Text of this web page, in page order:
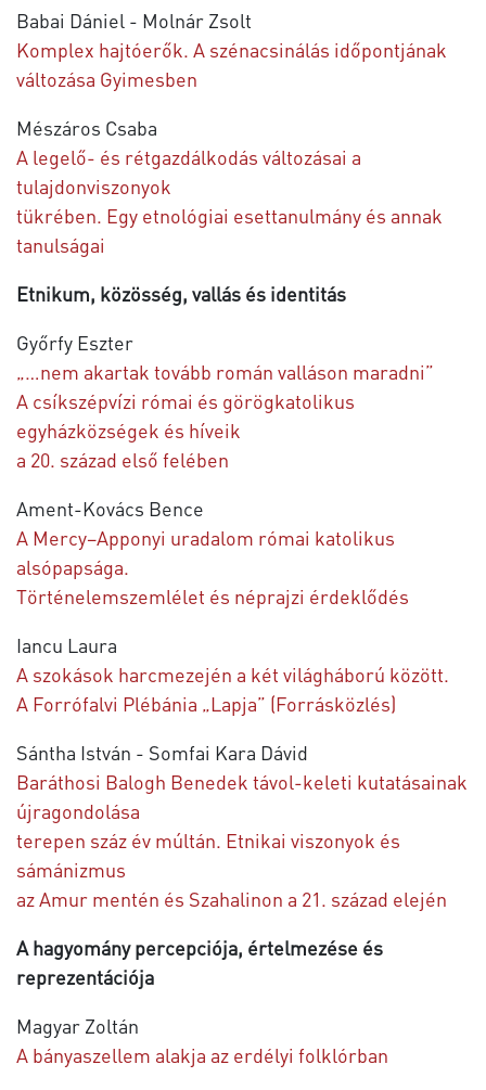
Babai Dániel - Molnár Zsolt
Komplex hajtóerők. A szénacsinálás időpontjának
változása Gyimesben
Mészáros Csaba
A legelő- és rétgazdálkodás változásai a
tulajdonviszonyok
tükrében. Egy etnológiai esettanulmány és annak
tanulságai
Etnikum, közösség, vallás és identitás
Győrfy Eszter
„…nem akartak tovább román valláson maradni”
A csíkszépvízi római és görögkatolikus
egyházközségek és híveik
a 20. század első felében
Ament-Kovács Bence
A Mercy–Apponyi uradalom római katolikus
alsópapsága.
Történelemszemlélet és néprajzi érdeklődés
Iancu Laura
A szokások harcmezején a két világháború között.
A Forrófalvi Plébánia „Lapja” (Forrásközlés)
Sántha István - Somfai Kara Dávid
Baráthosi Balogh Benedek távol-keleti kutatásainak
újragondolása
terepen száz év múltán. Etnikai viszonyok és
sámánizmus
az Amur mentén és Szahalinon a 21. század elején
A hagyomány percepciója, értelmezése és
reprezentációja
Magyar Zoltán
A bányaszellem alakja az erdélyi folklórban